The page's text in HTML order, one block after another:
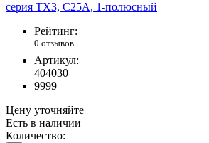
Рейтинг:
0 отзывов
Артикул:
404030
9999
Цену уточняйте
Есть в наличии
Количество: